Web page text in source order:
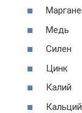
Медь
Силен
Цинк
Калий
Кальций